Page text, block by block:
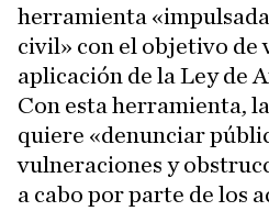
herramienta
civil» con el objetivo de
aplicación de la Ley de
Con esta herramienta,
quiere «denunciar
vulneraciones y
a cabo por parte de los